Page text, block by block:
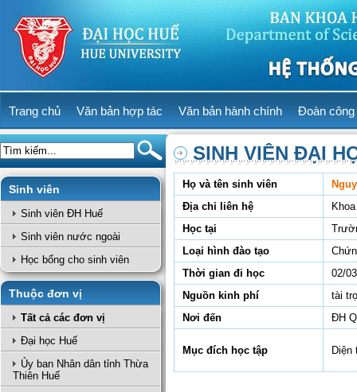
Trang chủ Văn bản hợp tác Văn bản hành chính Đoàn công
Sinh viên
Sinh viên ĐH Huế
Sinh viên nước ngoài
Học bổng cho sinh viên
Thuộc đơn vị
Tất cả các đơn vị
Đại học Huế
Ủy ban Nhân dân tỉnh Thừa
Thiên Huế
SINH VIÊN ĐẠI
Họ và tên sinh viên
Địa chỉ liên hệ
Học tại
Loại hình đào tạo
Thời gian đi học
02/
Nguồn kinh phí
tài
Nơi đến
ĐH
Mục đích học tập Diện